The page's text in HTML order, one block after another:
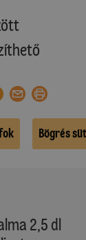
Bögrés
2,5 dl